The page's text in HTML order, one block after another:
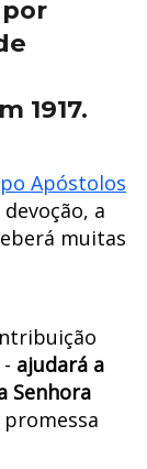
1917.
Apóstolos
a
muitas
ajudará a
Senhora